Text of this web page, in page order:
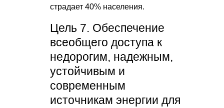
страдает 40% населения.
Цель 7. Обеспечение
всеобщего доступа к
недорогим, надежным,
устойчивым и
современным
источникам энергии для